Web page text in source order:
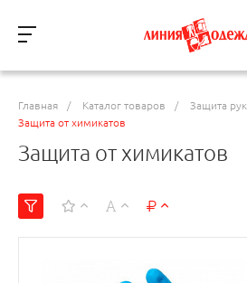
Главная / Каталог товаров / Защита рук
Защита от химикатов
Защита от химикатов